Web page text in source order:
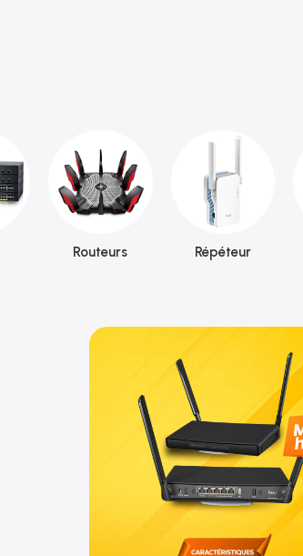
Routeurs Répéteur